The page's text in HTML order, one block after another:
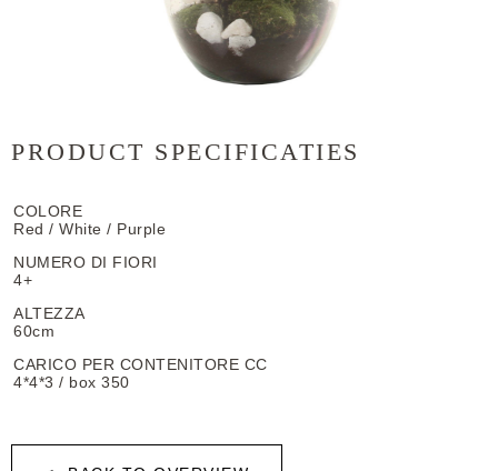
PRODUCT SPECIFICATIES
COLORE
Red / White / Purple
NUMERO DI FIORI
4+
ALTEZZA
60cm
CARICO PER CONTENITORE CC
4*4*3 / box 350